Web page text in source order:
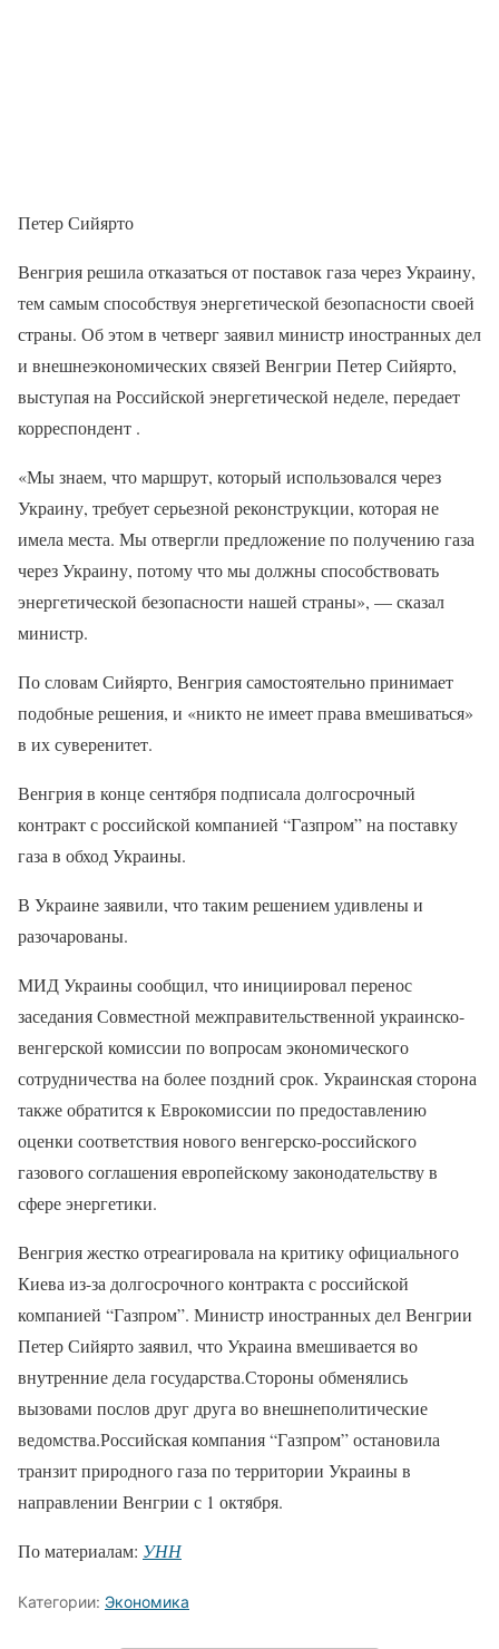
Петер Сийярто
Венгрия решила отказаться от поставок газа через Украину,
тем самым способствуя энергетической безопасности своей
страны. Об этом в четверг заявил министр иностранных дел
и внешнеэкономических связей Венгрии Петер Сийярто,
выступая на Российской энергетической неделе, передает
корреспондент .
«Мы знаем, что маршрут, который использовался через
Украину, требует серьезной реконструкции, которая не
имела места. Мы отвергли предложение по получению газа
через Украину, потому что мы должны способствовать
энергетической безопасности нашей страны», — сказал
министр.
По словам Сийярто, Венгрия самостоятельно принимает
подобные решения, и «никто не имеет права вмешиваться»
в их суверенитет.
Венгрия в конце сентября подписала долгосрочный
контракт с российской компанией “Газпром” на поставку
газа в обход Украины.
В Украине заявили, что таким решением удивлены и
разочарованы.
МИД Украины сообщил, что инициировал перенос
заседания Совместной межправительственной украинско-
венгерской комиссии по вопросам экономического
сотрудничества на более поздний срок. Украинская сторона
также обратится к Еврокомиссии по предоставлению
оценки соответствия нового венгерско-российского
газового соглашения европейскому законодательству в
сфере энергетики.
Венгрия жестко отреагировала на критику официального
Киева из-за долгосрочного контракта с российской
компанией “Газпром”. Министр иностранных дел Венгрии
Петер Сийярто заявил, что Украина вмешивается во
внутренние дела государства.Стороны обменялись
вызовами послов друг друга во внешнеполитические
ведомства.Российская компания “Газпром” остановила
транзит природного газа по территории Украины в
направлении Венгрии с 1 октября.
По материалам: УНН
Категории: Экономика